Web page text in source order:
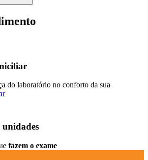
do laboratório no conforto da sua
fazem o exame